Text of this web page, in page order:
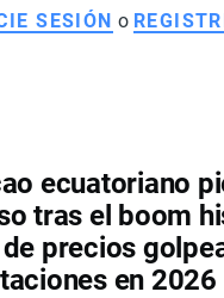
SESIÓN o
ecuatoriano
tras el boom
precios
en 2026